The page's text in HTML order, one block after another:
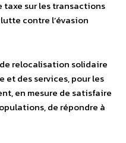
taxe sur les transactions
contre l’évasion
relocalisation solidaire
et des services, pour les
en mesure de satisfaire
de répondre à